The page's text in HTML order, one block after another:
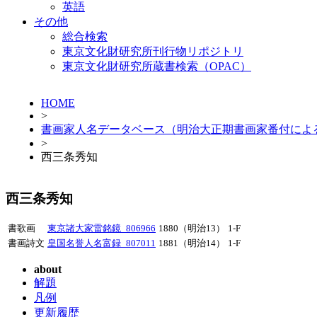
英語
その他
総合検索
東京文化財研究所刊行物リポジトリ
東京文化財研究所蔵書検索（OPAC）
HOME
>
書画家人名データベース（明治大正期書画家番付によ
>
西三条秀知
西三条秀知
書歌画 東京諸大家雷銘鏡_806966 1880（明治13）
1-F
書画詩文 皇国名誉人名富録_807011 1881（明治14） 1-F
about
解題
凡例
更新履歴